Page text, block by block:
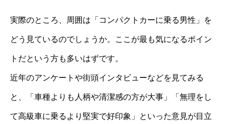
実際のところ、周囲は「コンパクトカーに乗る男性」を
どう見ているのでしょうか。ここが最も気になるポイン
トだという方も多いはずです。
近年のアンケートや街頭インタビューなどを見てみる
と、「車種よりも人柄や清潔感の方が大事」「無理をし
て高級車に乗るより堅実で好印象」といった意見が目立